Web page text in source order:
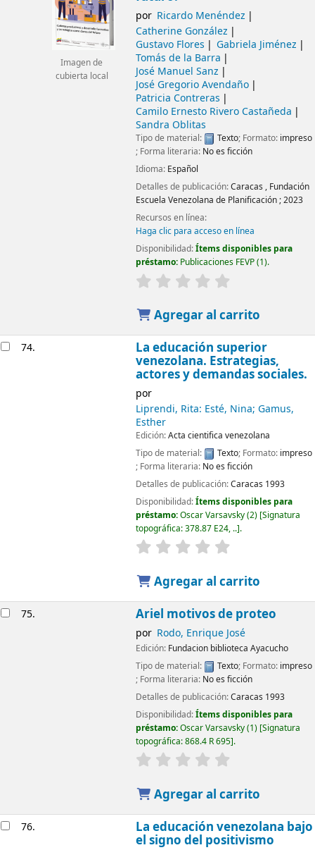
Imagen de
cubierta local
por Ricardo Menéndez
Catherine González
Gustavo Flores
Gabriela Jiménez
Tomás de la Barra
José Manuel Sanz
José Gregorio Avendaño
Patricia Contreras
Camilo Ernesto Rivero Castañeda
Sandra Oblitas
Tipo de material: Texto; Formato: impreso
; Forma literaria: No es ficción
Idioma: Español
Detalles de publicación:Caracas , Fundación
Escuela Venezolana de Planificación ;2023
Recursos en línea:
Haga clic para acceso en línea
Disponibilidad:Ítems disponibles para
préstamo: Publicaciones FEVP(1).
Agregar al carrito
74. La educación superior
venezolana. Estrategias,
actores y demandas sociales.
por
Liprendi, Rita: Esté, Nina; Gamus,
Esther
Edición:Acta cientifica venezolana
Tipo de material:
Texto; Formato: impreso
; Forma literaria: No es ficción
Detalles de publicación:Caracas 1993
Disponibilidad:Ítems disponibles para
préstamo:Oscar Varsavsky(2) Signatura
topográfica:378.87 E24, .. .
Agregar al carrito
75. Ariel motivos de proteo
por Rodo, Enrique José
Edición: Fundacion biblioteca Ayacucho
Tipo de material:
Texto; Formato: impreso
; Forma literaria: No es ficción
Detalles de publicación:Caracas 1993
Disponibilidad:Ítems disponibles para
préstamo:Oscar Varsavsky(1) Signatura
topográfica:868.4 R 695 .
Agregar al carrito
76. La educación venezolana bajo
el signo del positivismo